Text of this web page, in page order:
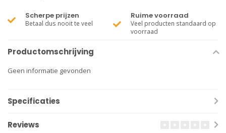
Scherpe prijzen
Betaal dus nooit te veel
Ruime voorraad
Veel producten standaard op
voorraad
Productomschrijving
Geen informatie gevonden
Specificaties
Reviews